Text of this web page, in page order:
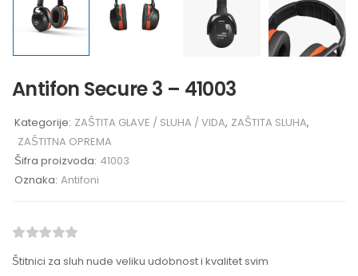
Antifon Secure 3 – 41003
Kategorije: ZAŠTITA GLAVE / SLUHA / VIDA, ZAŠTITA SLUHA,
ZAŠTITNA OPREMA
Šifra proizvoda: 41003
Oznaka: Antifoni
Štitnici za sluh nude veliku udobnost i kvalitet svim